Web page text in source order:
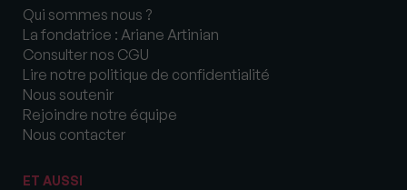
Qui sommes nous ?
La fondatrice : Ariane Artinian
Consulter nos CGU
Lire notre politique de confidentialité
Nous soutenir
Rejoindre notre équipe
Nous contacter
ET AUSSI